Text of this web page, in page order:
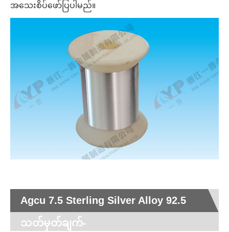
အသေးစိပ်ဖော်ပြပါမည်။
Agcu 7.5 Sterling Silver Alloy 92.5
သတ်မှတ်ချက်-